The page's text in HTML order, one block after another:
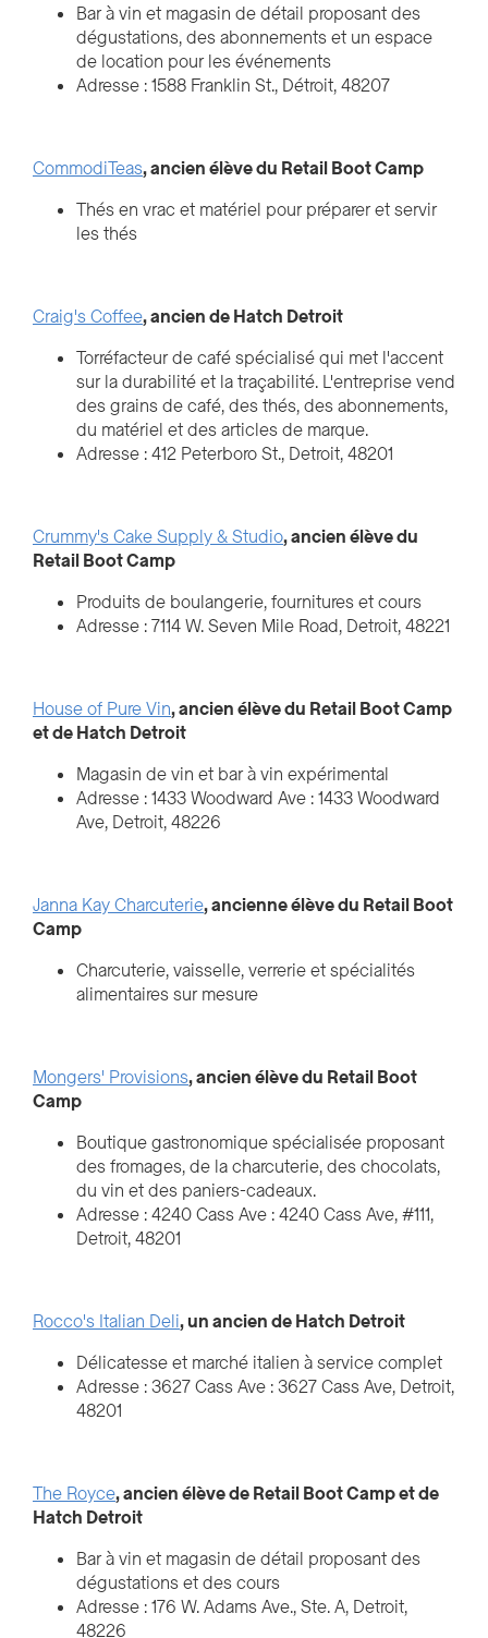
Bar à vin et magasin de détail proposant des
dégustations, des abonnements et un espace
de location pour les événements
Adresse : 1588 Franklin St., Détroit, 48207
CommodiTeas, ancien élève du Retail Boot Camp
Thés en vrac et matériel pour préparer et servir
les thés
Craig's Coffee, ancien de Hatch Detroit
Torréfacteur de café spécialisé qui met l'accent
sur la durabilité et la traçabilité. L'entreprise vend
des grains de café, des thés, des abonnements,
du matériel et des articles de marque.
Adresse : 412 Peterboro St., Detroit, 48201
Crummy's Cake Supply & Studio, ancien élève du
Retail Boot Camp
Produits de boulangerie, fournitures et cours
Adresse : 7114 W. Seven Mile Road, Detroit, 48221
House of Pure Vin, ancien élève du Retail Boot Camp
et de Hatch Detroit
Magasin de vin et bar à vin expérimental
Adresse : 1433 Woodward Ave : 1433 Woodward
Ave, Detroit, 48226
Janna Kay Charcuterie, ancienne élève du Retail Boot
Camp
Charcuterie, vaisselle, verrerie et spécialités
alimentaires sur mesure
Mongers' Provisions, ancien élève du Retail Boot
Camp
Boutique gastronomique spécialisée proposant
des fromages, de la charcuterie, des chocolats,
du vin et des paniers-cadeaux.
Adresse : 4240 Cass Ave : 4240 Cass Ave, #111,
Detroit, 48201
Rocco's Italian Deli, un ancien de Hatch Detroit
Délicatesse et marché italien à service complet
Adresse : 3627 Cass Ave : 3627 Cass Ave, Detroit,
48201
The Royce, ancien élève de Retail Boot Camp et de
Hatch Detroit
Bar à vin et magasin de détail proposant des
dégustations et des cours
Adresse : 176 W. Adams Ave., Ste. A, Detroit,
48226